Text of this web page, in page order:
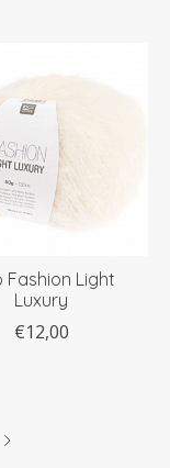
Fashion Light
Luxury
€12,00